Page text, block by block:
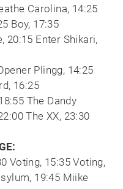
Carolina, 14:25
Boy, 17:35
20:15 Enter Shikari,
Plingg, 14:25
16:25
The Dandy
The XX, 23:30
Voting, 15:35 Voting,
19:45 Miike